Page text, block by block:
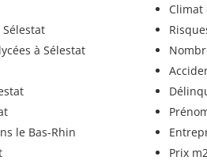
à Sélestat
le Bas-Rhin
Climat
Prix